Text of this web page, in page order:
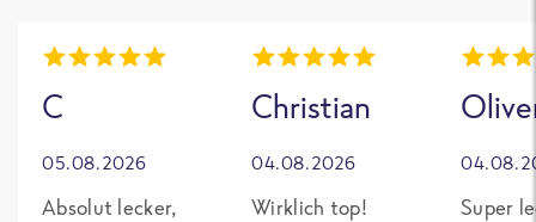
C
05.08.2026
Absolut lecker,
Christian
04.08.2026
Wirklich top!
Super